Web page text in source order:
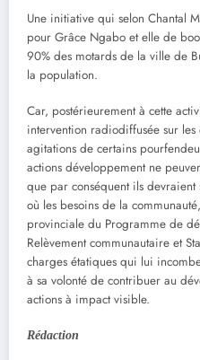
Une initiative qui selon Chantal
pour Grâce Ngabo et elle de
90% des motards de la ville de
la population.
Car, postérieurement à cette
intervention radiodiffusée sur
agitations de certains
actions développement ne
que par conséquent ils
où les besoins de la
provinciale du Programme de
Relèvement communautaire et
charges étatiques qui lui
à sa volonté de contribuer au
actions à impact visible.
Rédaction